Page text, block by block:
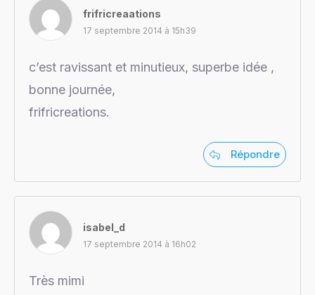
frifricreaations
17 septembre 2014 à 15h39
c’est ravissant et minutieux, superbe idée ,
bonne journée,
frifricreations.
Répondre
isabel_d
17 septembre 2014 à 16h02
Très mimi